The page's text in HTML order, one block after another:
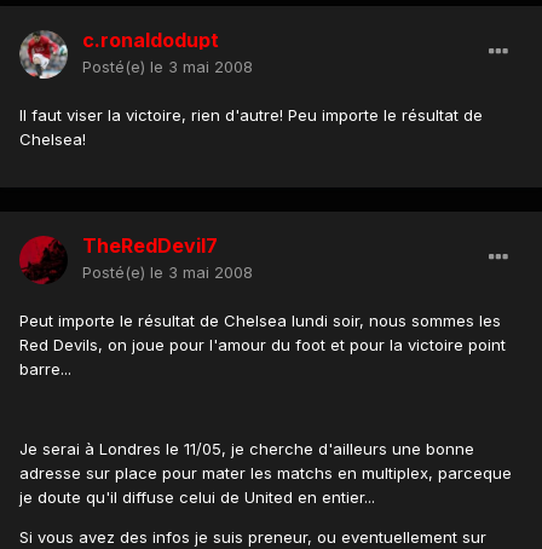
c.ronaldodupt
Posté(e) le 3 mai 2008
Il faut viser la victoire, rien d'autre! Peu importe le résultat de
Chelsea!
TheRedDevil7
Posté(e) le 3 mai 2008
Peut importe le résultat de Chelsea lundi soir, nous sommes les
Red Devils, on joue pour l'amour du foot et pour la victoire point
barre...
Je serai à Londres le 11/05, je cherche d'ailleurs une bonne
adresse sur place pour mater les matchs en multiplex, parceque
je doute qu'il diffuse celui de United en entier...
Si vous avez des infos je suis preneur, ou eventuellement sur